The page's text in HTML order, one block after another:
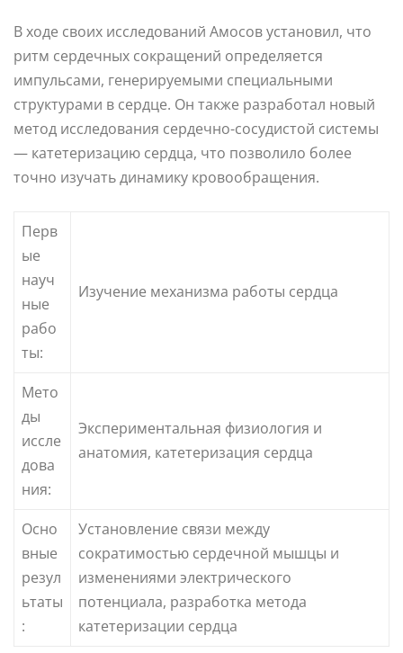
В ходе своих исследований Амосов установил, что
ритм сердечных сокращений определяется
импульсами, генерируемыми специальными
структурами в сердце. Он также разработал новый
метод исследования сердечно-сосудистой системы
— катетеризацию сердца, что позволило более
точно изучать динамику кровообращения.
Перв
ые
науч
ные
рабо
ты:
Изучение механизма работы сердца
Мето
ды
иссле
дова
ния:
Экспериментальная физиология и
анатомия, катетеризация сердца
Осно
вные
резул
ьтаты
:
Установление связи между
сократимостью сердечной мышцы и
изменениями электрического
потенциала, разработка метода
катетеризации сердца